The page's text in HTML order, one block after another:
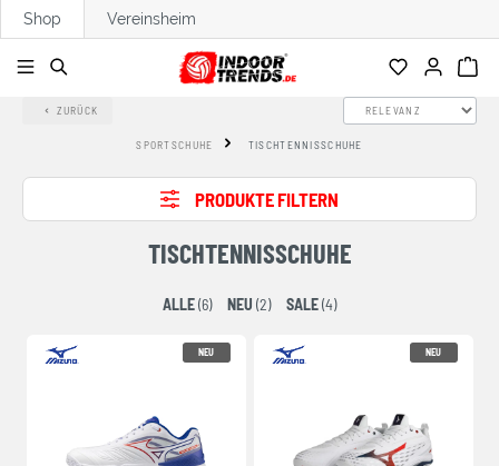
springen
Shop Vereinsheim
ZURÜCK
SPORTSCHUHE TISCHTENNISSCHUHE
PRODUKTE FILTERN
TISCHTENNISSCHUHE
ALLE(6) NEU (2) SALE(4)
NEU NEU